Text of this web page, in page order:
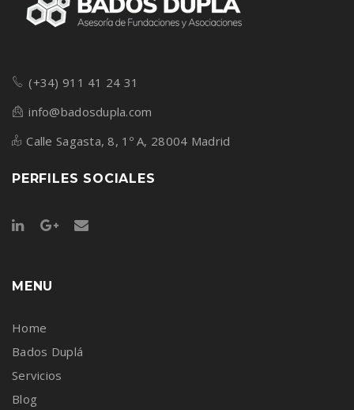
(+34) 911 41 24 31
info@badosdupla.com
Calle Sagasta, 8, 1º A, 28004 Madrid
PERFILES SOCIALES
MENU
Home
Bados Duplá
Servicios
Blog